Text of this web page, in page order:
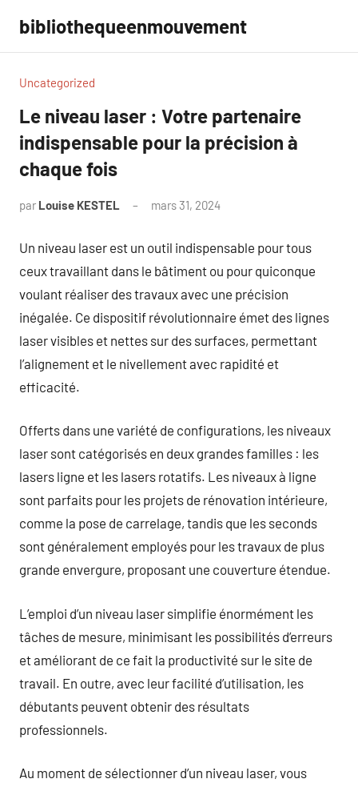
contenu
bibliothequeenmouvement
Uncategorized
Le niveau laser : Votre partenaire
indispensable pour la précision à
chaque fois
par Louise KESTEL mars 31, 2024
Un niveau laser est un outil indispensable pour tous
ceux travaillant dans le bâtiment ou pour quiconque
voulant réaliser des travaux avec une précision
inégalée. Ce dispositif révolutionnaire émet des lignes
laser visibles et nettes sur des surfaces, permettant
l’alignement et le nivellement avec rapidité et
efficacité.
Offerts dans une variété de configurations, les niveaux
laser sont catégorisés en deux grandes familles : les
lasers ligne et les lasers rotatifs. Les niveaux à ligne
sont parfaits pour les projets de rénovation intérieure,
comme la pose de carrelage, tandis que les seconds
sont généralement employés pour les travaux de plus
grande envergure, proposant une couverture étendue.
L’emploi d’un niveau laser simplifie énormément les
tâches de mesure, minimisant les possibilités d’erreurs
et améliorant de ce fait la productivité sur le site de
travail. En outre, avec leur facilité d’utilisation, les
débutants peuvent obtenir des résultats
professionnels.
Au moment de sélectionner d’un niveau laser, vous